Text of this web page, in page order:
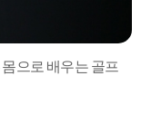
으로 배우는 골프